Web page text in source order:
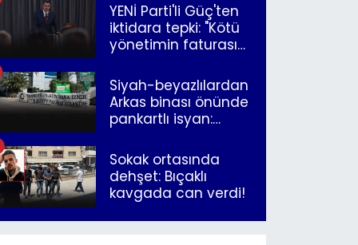
YENİ Parti'li Güç'ten
iktidara tepki: "Kötü
yönetimin faturasını
Siyah-beyazlılardan
Arkas binası önünde
pankartlı isyan:
İzmir"
Sokak ortasında
dehşet: Bıçaklı
kavgada can verdi!